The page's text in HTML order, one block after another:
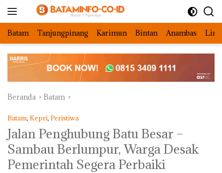
Batam Tanjungpinang Karimun Bintan Anambas
Beranda Batam
Batam, Kepri, Peristiwa
Jalan Penghubung Batu Besar –
Sambau Berlumpur, Warga Desak
Pemerintah Segera Perbaiki